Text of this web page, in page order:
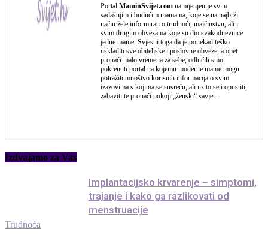
Portal MaminSvijet.com namijenjen je svim
sadašnjim i budućim mamama, koje se na najbrži
način žele informirati o trudnoći, majčinstvu, ali i
svim drugim obvezama koje su dio svakodnevnice
jedne mame. Svjesni toga da je ponekad teško
uskladiti sve obiteljske i poslovne obveze, a opet
pronaći malo vremena za sebe, odlučili smo
pokrenuti portal na kojemu moderne mame mogu
potražiti mnoštvo korisnih informacija o svim
izazovima s kojima se susreću, ali uz to se i opustiti,
zabaviti te pronaći pokoji „ženski“ savjet.
Izdvajamo za Vas
Trudnoća
Implantacijsko krvarenje – simptomi,
trajanje i kako ga razlikovati od
menstruacije